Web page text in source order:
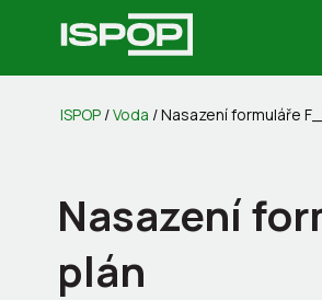
ISPOP /Voda /Nasazení formuláře
Nasazení
plán